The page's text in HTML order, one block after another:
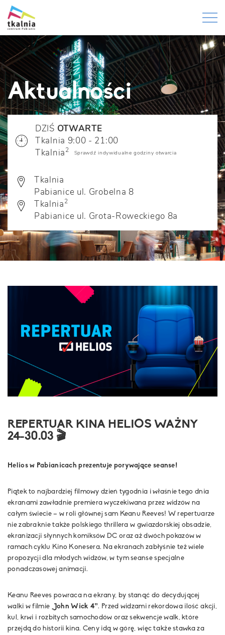
Aktualności
DZIŚ OTWARTE
Tkalnia 9:00 - 21:00
Tkalnia2 Sprawdź indywidualne godziny otwarcia
Tkalnia
Pabianice ul. Grobelna 8
Tkalnia2
Pabianice ul. Grota-Roweckiego 8a
REPERTUAR KINA HELIOS WAŻNY
24-30.03 🎬
Helios w Pabianicach prezentuje porywające seanse!
Piątek to najbardziej filmowy dzień tygodnia i właśnie tego dnia
ekranami zawładnie premiera wyczekiwana przez widzów na
całym świecie – w roli głównej sam Keanu Reeves! W repertuarze
nie zabraknie także polskiego thrillera w gwiazdorskiej obsadzie,
ekranizacji słynnych komiksów DC oraz aż dwóch pokazów w
ramach cyklu Kino Konesera. Na ekranach zabłyśnie też wiele
propozycji dla młodych widzów, w tym seanse specjalne
ponadczasowej animacji.
Keanu Reeves powraca na ekrany, by stanąć do decydującej
walki w filmie „John Wick 4”. Przed widzami rekordowa ilość akcji,
kul, krwi i rozbitych samochodów oraz sekwencje walk, które
przejdą do historii kina. Ceny idą w górę, więc także stawka za